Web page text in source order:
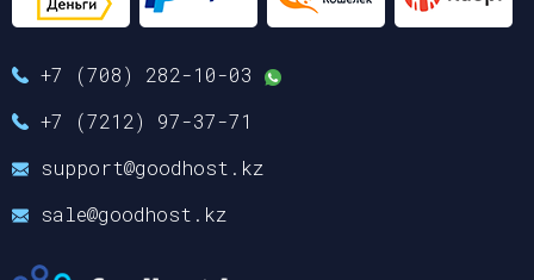
+7 (708) 282-10-03
+7 (7212) 97-37-71
support@goodhost.kz
sale@goodhost.kz